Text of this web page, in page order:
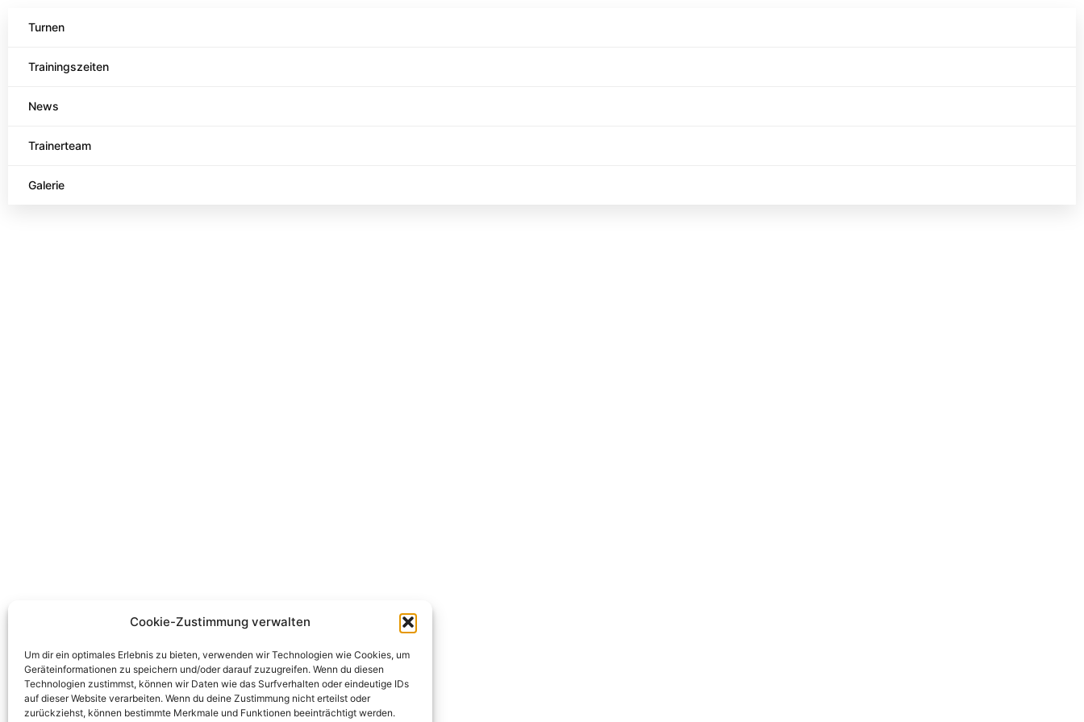
Cookie-Zustimmung verwalten
Um dir ein optimales Erlebnis zu bieten, verwenden wir Technologien wie Cookies, um
Geräteinformationen zu speichern und/oder darauf zuzugreifen. Wenn du diesen
Technologien zustimmst, können wir Daten wie das Surfverhalten oder eindeutige IDs
auf dieser Website verarbeiten. Wenn du deine Zustimmung nicht erteilst oder
zurückziehst, können bestimmte Merkmale und Funktionen beeinträchtigt werden.
Turnen
Trainingszeiten
News
Trainerteam
Galerie